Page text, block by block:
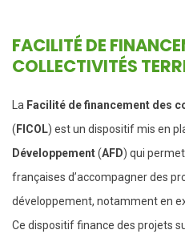
FACILITÉ DE
COLLECTIVITÉS
La Facilité de financement des
( FICOL) est un dispositif mis en
Développement(AFD) qui
françaises d’accompagner des
développement, notamment en
Ce dispositif finance des projets